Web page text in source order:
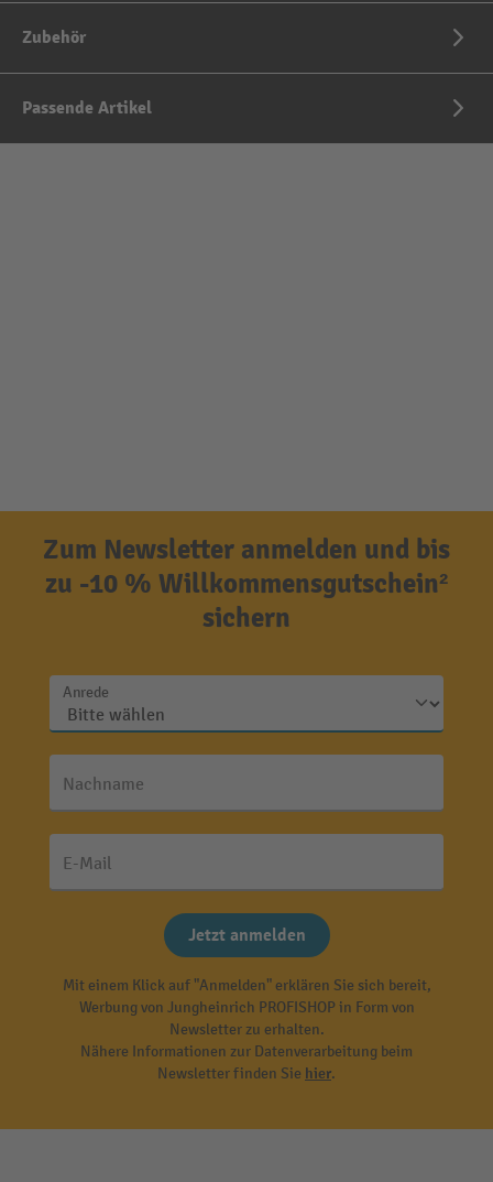
Zubehör
Passende Artikel
Zum Newsletter anmelden und bis
zu -10 % Willkommensgutschein²
sichern
Anrede
Nachname
E-Mail
Jetzt anmelden
Mit einem Klick auf "Anmelden" erklären Sie sich bereit,
Werbung von Jungheinrich PROFISHOP in Form von
Newsletter zu erhalten.
Nähere Informationen zur Datenverarbeitung beim
Newsletter finden Sie hier.